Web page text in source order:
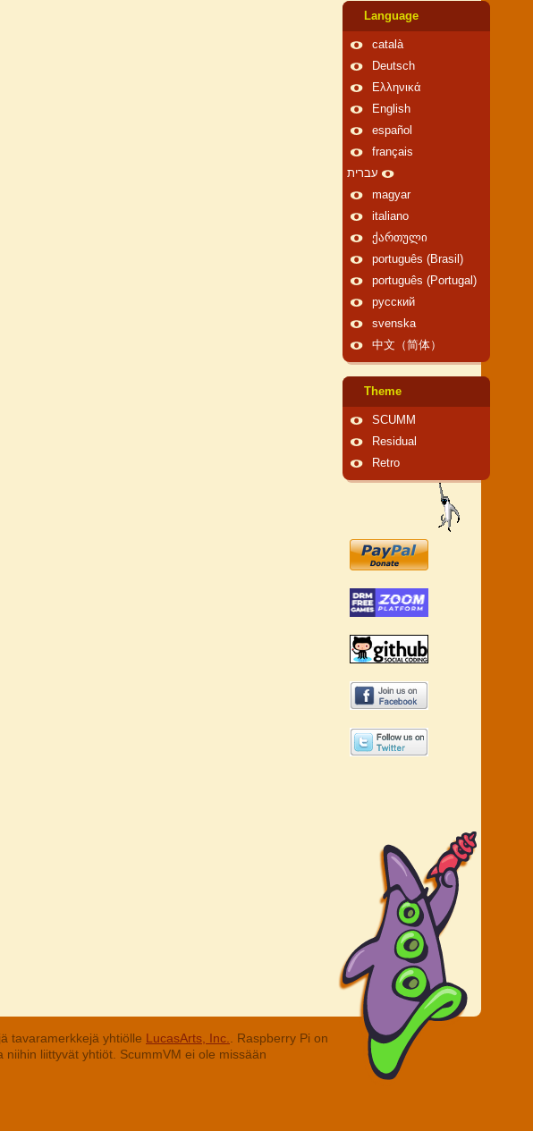
Language
català
Deutsch
Ελληνικά
English
español
français
עברית
magyar
italiano
ქართული
português (Brasil)
português (Portugal)
русский
svenska
中文（简体）
Theme
SCUMM
Residual
Retro
tavaramerkkejä yhtiölle LucasArts, Inc.
. Raspberry Pi on
liittyvät yhtiöt. ScummVM ei ole missään